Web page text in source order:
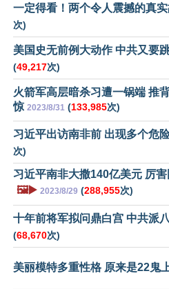
一定得看！两个令人震撼的真
次)
美国史无前例大动作 中共又要
(49,217次)
火箭军高层暗杀习遭一锅端 推
惊 2023/8/31 (133,985次)
习近平出访南非前 出现多个危
次)
习近平南非大撒140亿美元 厉
🖼️▶️ 2023/8/29 (288,955次)
十年前将军拟问鼎白宫 中共派
(68,670次)
美丽模特多重性格 原来是22鬼